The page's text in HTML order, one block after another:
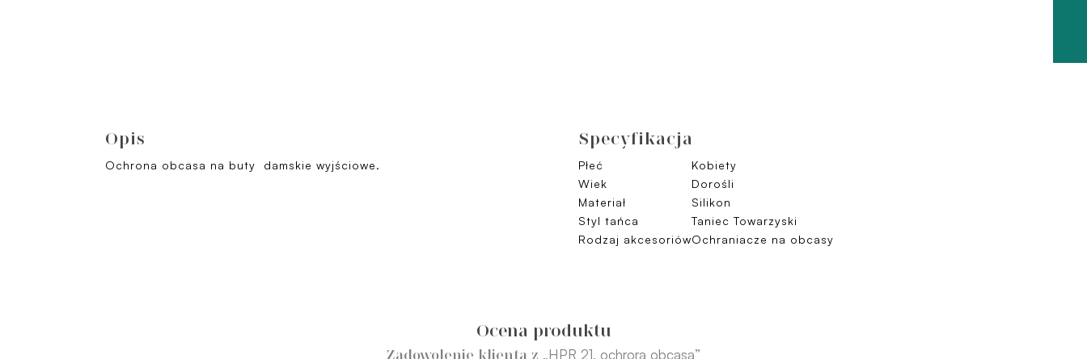
Opis
Ochrona obcasa na buty damskie wyjściowe.
Specyfikacja
Płeć
Kobiety
Wiek
Dorośli
Materiał
Silikon
Styl tańca
Taniec Towarzyski
Rodzaj akcesoriówOchraniacze na obcasy
Ocena produktu
Zadowolenie klienta z „HPR 21, ochrora obcasa”